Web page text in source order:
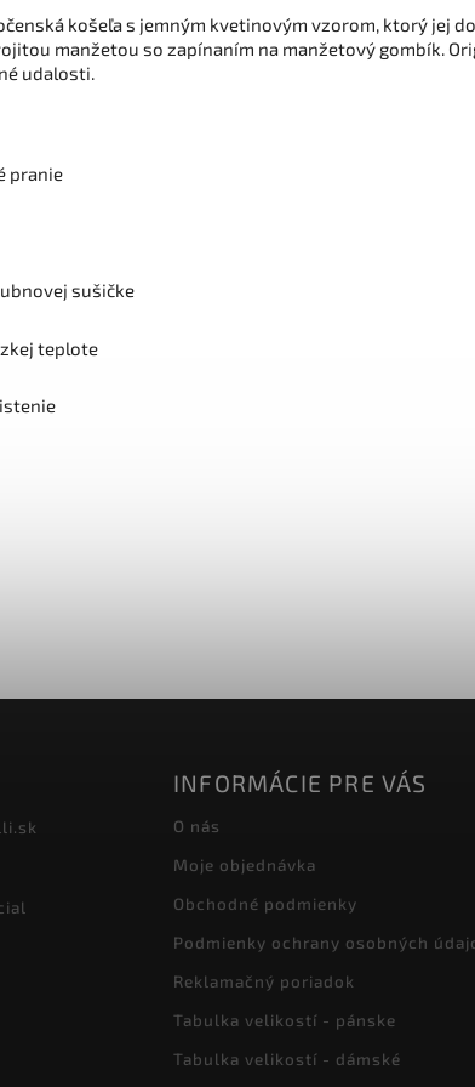
košeľa s jemným kvetinovým vzorom, ktorý jej
manžetou so zapínaním na manžetový gombík.
udalosti.
pranie
sušičke
teplote
INFORMÁCIE PRE VÁS
O nás
Moje objednávka
Obchodné podmienky
Podmienky ochrany osobných
Reklamačný poriadok
Tabulka velikostí - pánske
Tabulka velikostí - dámské